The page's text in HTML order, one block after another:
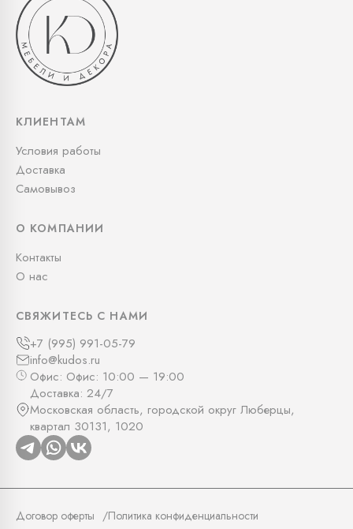
КЛИЕНТАМ
Условия работы
Доставка
Самовывоз
О КОМПАНИИ
Контакты
О нас
СВЯЖИТЕСЬ С НАМИ
+7 (995) 991-05-79
info@kudos.ru
Офис: Офис: 10:00 — 19:00
Доставка: 24/7
Московская область, городской округ Люберцы,
квартал 30131, 1020
Договор оферты Политика конфиденциальности